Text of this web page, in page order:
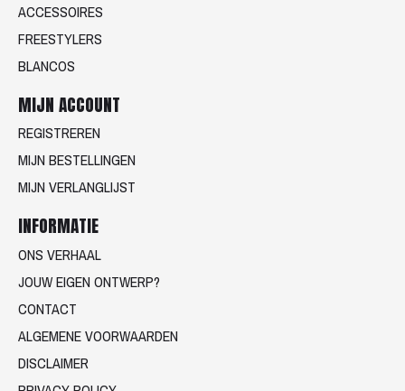
ACCESSOIRES
FREESTYLERS
BLANCOS
MIJN ACCOUNT
REGISTREREN
MIJN BESTELLINGEN
MIJN VERLANGLIJST
INFORMATIE
ONS VERHAAL
JOUW EIGEN ONTWERP?
CONTACT
ALGEMENE VOORWAARDEN
DISCLAIMER